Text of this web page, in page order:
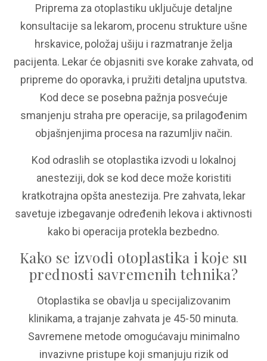
Priprema za otoplastiku uključuje detaljne
konsultacije sa lekarom, procenu strukture ušne
hrskavice, položaj ušiju i razmatranje želja
pacijenta. Lekar će objasniti sve korake zahvata, od
pripreme do oporavka, i pružiti detaljna uputstva.
Kod dece se posebna pažnja posvećuje
smanjenju straha pre operacije, sa prilagođenim
objašnjenjima procesa na razumljiv način.
Kod odraslih se otoplastika izvodi u lokalnoj
anesteziji, dok se kod dece može koristiti
kratkotrajna opšta anestezija. Pre zahvata, lekar
savetuje izbegavanje određenih lekova i aktivnosti
kako bi operacija protekla bezbedno.
Kako se izvodi otoplastika i koje su
prednosti savremenih tehnika?
Otoplastika se obavlja u specijalizovanim
klinikama, a trajanje zahvata je 45-50 minuta.
Savremene metode omogućavaju minimalno
invazivne pristupe koji smanjuju rizik od